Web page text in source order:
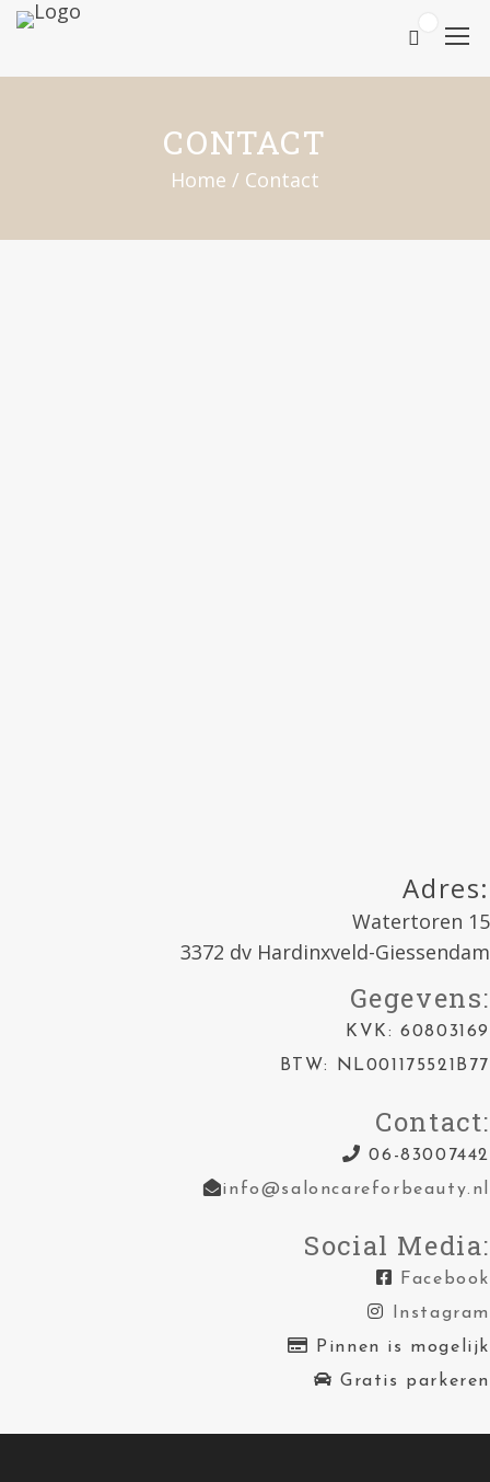
CONTACT
Home / Contact
Adres:
Watertoren 15
3372 dv Hardinxveld-Giessendam
Gegevens:
KVK: 60803169
BTW: NL001175521B77
Contact:
06-83007442
info@saloncareforbeauty.nl
Social Media:
Facebook
Instagram
Pinnen is mogelijk
Gratis parkeren